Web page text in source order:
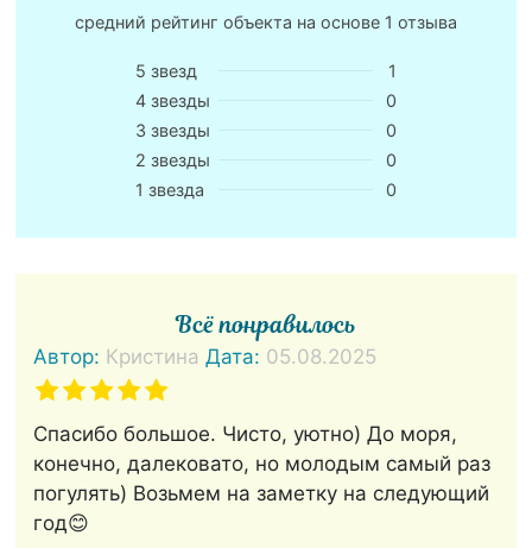
средний рейтинг объекта на основе 1 отзыва
5 звезд
1
4 звезды
0
3 звезды
0
2 звезды
0
1 звезда
0
Всё понравилось
Автор: Кристина Дата: 05.08.2025
Спасибо большое. Чисто, уютно) До моря,
конечно, далековато, но молодым самый раз
погулять) Возьмем на заметку на следующий
год😊